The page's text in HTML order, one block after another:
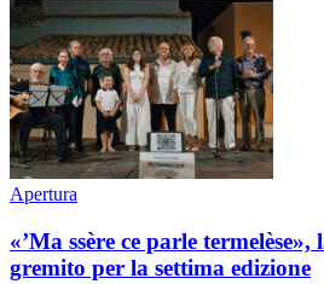
Apertura
«’Ma ssère ce parle
gremito per la settima edizione